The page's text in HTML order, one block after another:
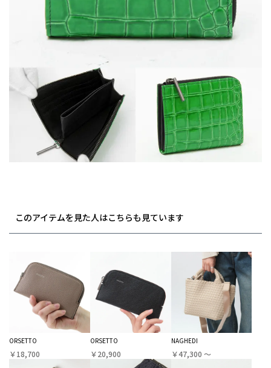
このアイテムを見た人はこちらも見ています
ORSETTO
￥18,700
ORSETTO
￥20,900
NAGHEDI
￥47,300 〜